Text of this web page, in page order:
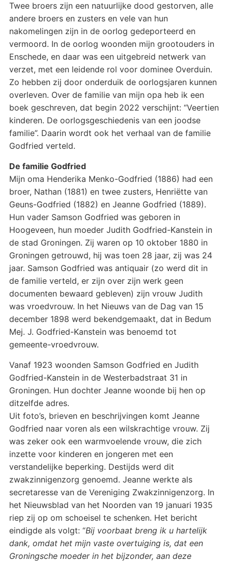
Twee broers zijn een natuurlijke dood gestorven, alle
andere broers en zusters en vele van hun
nakomelingen zijn in de oorlog gedeporteerd en
vermoord. In de oorlog woonden mijn grootouders in
Enschede, en daar was een uitgebreid netwerk van
verzet, met een leidende rol voor dominee Overduin.
Zo hebben zij door onderduik de oorlogsjaren kunnen
overleven. Over de familie van mijn opa heb ik een
boek geschreven, dat begin 2022 verschijnt: “Veertien
kinderen. De oorlogsgeschiedenis van een joodse
familie”. Daarin wordt ook het verhaal van de familie
Godfried verteld.
De familie Godfried
Mijn oma Henderika Menko-Godfried (1886) had een
broer, Nathan (1881) en twee zusters, Henriëtte van
Geuns-Godfried (1882) en Jeanne Godfried (1889).
Hun vader Samson Godfried was geboren in
Hoogeveen, hun moeder Judith Godfried-Kanstein in
de stad Groningen. Zij waren op 10 oktober 1880 in
Groningen getrouwd, hij was toen 28 jaar, zij was 24
jaar. Samson Godfried was antiquair (zo werd dit in
de familie verteld, er zijn over zijn werk geen
documenten bewaard gebleven) zijn vrouw Judith
was vroedvrouw. In het Nieuws van de Dag van 15
december 1898 werd bekendgemaakt, dat in Bedum
Mej. J. Godfried-Kanstein was benoemd tot
gemeente-vroedvrouw.
Vanaf 1923 woonden Samson Godfried en Judith
Godfried-Kanstein in de Westerbadstraat 31 in
Groningen. Hun dochter Jeanne woonde bij hen op
ditzelfde adres.
Uit foto’s, brieven en beschrijvingen komt Jeanne
Godfried naar voren als een wilskrachtige vrouw. Zij
was zeker ook een warmvoelende vrouw, die zich
inzette voor kinderen en jongeren met een
verstandelijke beperking. Destijds werd dit
zwakzinnigenzorg genoemd. Jeanne werkte als
secretaresse van de Vereniging Zwakzinnigenzorg. In
het Nieuwsblad van het Noorden van 19 januari 1935
riep zij op om schoeisel te schenken. Het bericht
eindigde als volgt: “Bij voorbaat breng ik u hartelijk
dank, omdat het mijn vaste overtuiging is, dat een
Groningsche moeder in het bijzonder, aan deze